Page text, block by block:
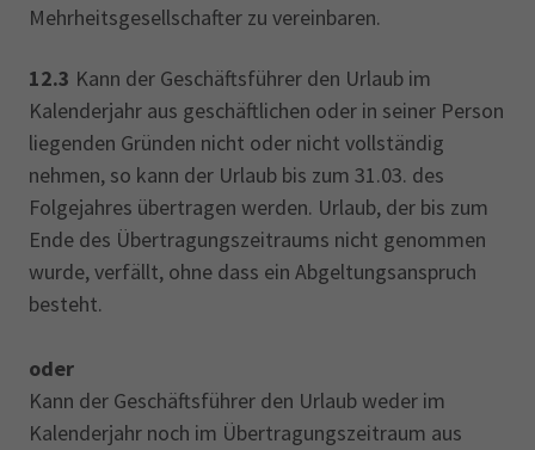
Mehrheitsgesellschafter zu vereinbaren.
12.3 Kann der Geschäftsführer den Urlaub im
Kalenderjahr aus geschäftlichen oder in seiner Person
liegenden Gründen nicht oder nicht vollständig
nehmen, so kann der Urlaub bis zum 31.03. des
Folgejahres übertragen werden. Urlaub, der bis zum
Ende des Übertragungszeitraums nicht genommen
wurde, verfällt, ohne dass ein Abgeltungsanspruch
besteht.
oder
Kann der Geschäftsführer den Urlaub weder im
Kalenderjahr noch im Übertragungszeitraum aus